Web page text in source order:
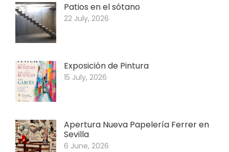
Patios en el sótano
22 July, 2026
Exposición de Pintura
15 July, 2026
Apertura Nueva Papelería Ferrer en
Sevilla
6 June, 2026